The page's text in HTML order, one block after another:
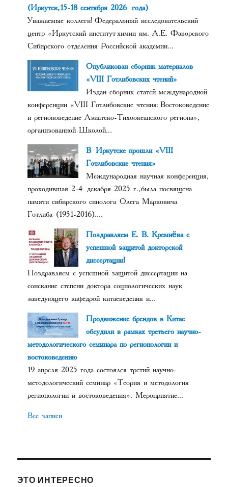
(Иркутск, 15-18 сентября 2026 года)
Уважаемые коллеги! Федеральный исследовательский
центр «Иркутский институт химии им. А.Е. Фаворского
Сибирского отделения Российской академии...
Опубликован сборник материалов
«VIII Готлибовских чтений»
Издан сборник статей международной
конференции «VIII Готлибовские чтения: Востоковедение
и регионоведение Азиатско-Тихоокеанского региона»,
организованной Школой...
В Иркутске прошли «VIII
Готлибовские чтения»
Международная научная конференция,
проходившая 2-4 декабря 2025 г., была посвящена
памяти сибирского синолога Олега Марковича
Готлиба (1951-2016)....
Поздравляем Е. В. Кремнёва с
успешной защитой докторской
диссертации!
Поздравляем с успешной защитой диссертации на
соискание степени доктора социологических наук
заведующего кафедрой китаеведения и...
Продвижение брендов в Китае
обсудили в рамках третьего научно-
методологического семинара по регионологии и
востоковедению
19 апреля 2025 года состоялся третий научно-
методологический семинар «Теория и методология
регионологии и востоковедения». Мероприятие...
Все записи
ЭТО ИНТЕРЕСНО